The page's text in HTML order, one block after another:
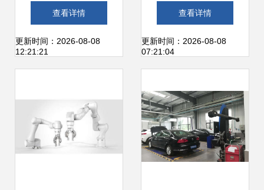
acad.exe 运行错误
提示 0xc0000005
查看详情
更新时间：2026-08-08
12:21:21
金属制品厂的定制
艺术之路
查看详情
更新时间：2026-08-08
07:21:04